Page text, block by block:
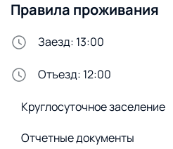
WiFi
Бойлер
Безопасность
Домофон
Правила проживания
Заезд: 13:00
Отъезд: 12:00
Круглосуточное заселение
Отчетные документы